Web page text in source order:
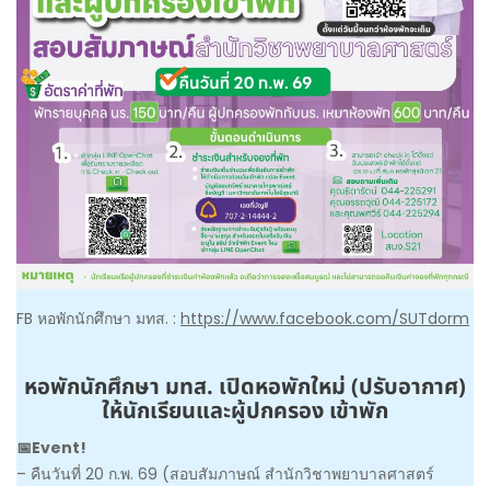
FB หอพักนักศึกษา มทส. : https://www.facebook.com/SUTdorm
หอพักนักศึกษา มทส. เปิดหอพักใหม่ (ปรับอากาศ)
ให้นักเรียนและผู้ปกครอง เข้าพัก
📅Event!
– คืนวันที่ 20 ก.พ. 69 (สอบสัมภาษณ์ สำนักวิชาพยาบาลศาสตร์